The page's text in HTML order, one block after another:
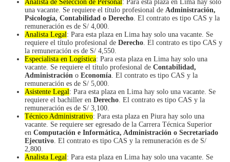
Analista de Selección de Personal: Para esta plaza en Lima hay solo
una vacante. Se requiere el título profesional de Administración,
Psicología, Contabilidad o Derecho . El contrato es tipo CAS y la
remuneración es de S/ 4,000.
Analista Legal: Para esta plaza en Lima hay solo una vacante. Se
requiere el título profesional de Derecho . El contrato es tipo CAS y
la remuneración es de S/ 4,550.
Especialista en Logística: Para esta plaza en Lima hay solo una
vacante. Se requiere el título profesional de Contabilidad,
Administración o Economía . El contrato es tipo CAS y la
remuneración es de S/ 5,000.
Asistente Legal: Para esta plaza en Lima hay solo una vacante. Se
requiere el bachiller en Derecho . El contrato es tipo CAS y la
remuneración es de S/ 3,100.
Técnico Administrativo: Para esta plaza en Piura hay solo una
vacante. Se requiere ser egresado de la Carrera Técnica Superior
en Computación e Informática, Administración o Secretariado
Ejecutivo . El contrato es tipo CAS y la remuneración es de S/
2,800.
Analista Legal: Para esta plaza en Lima hay solo una vacante. Se